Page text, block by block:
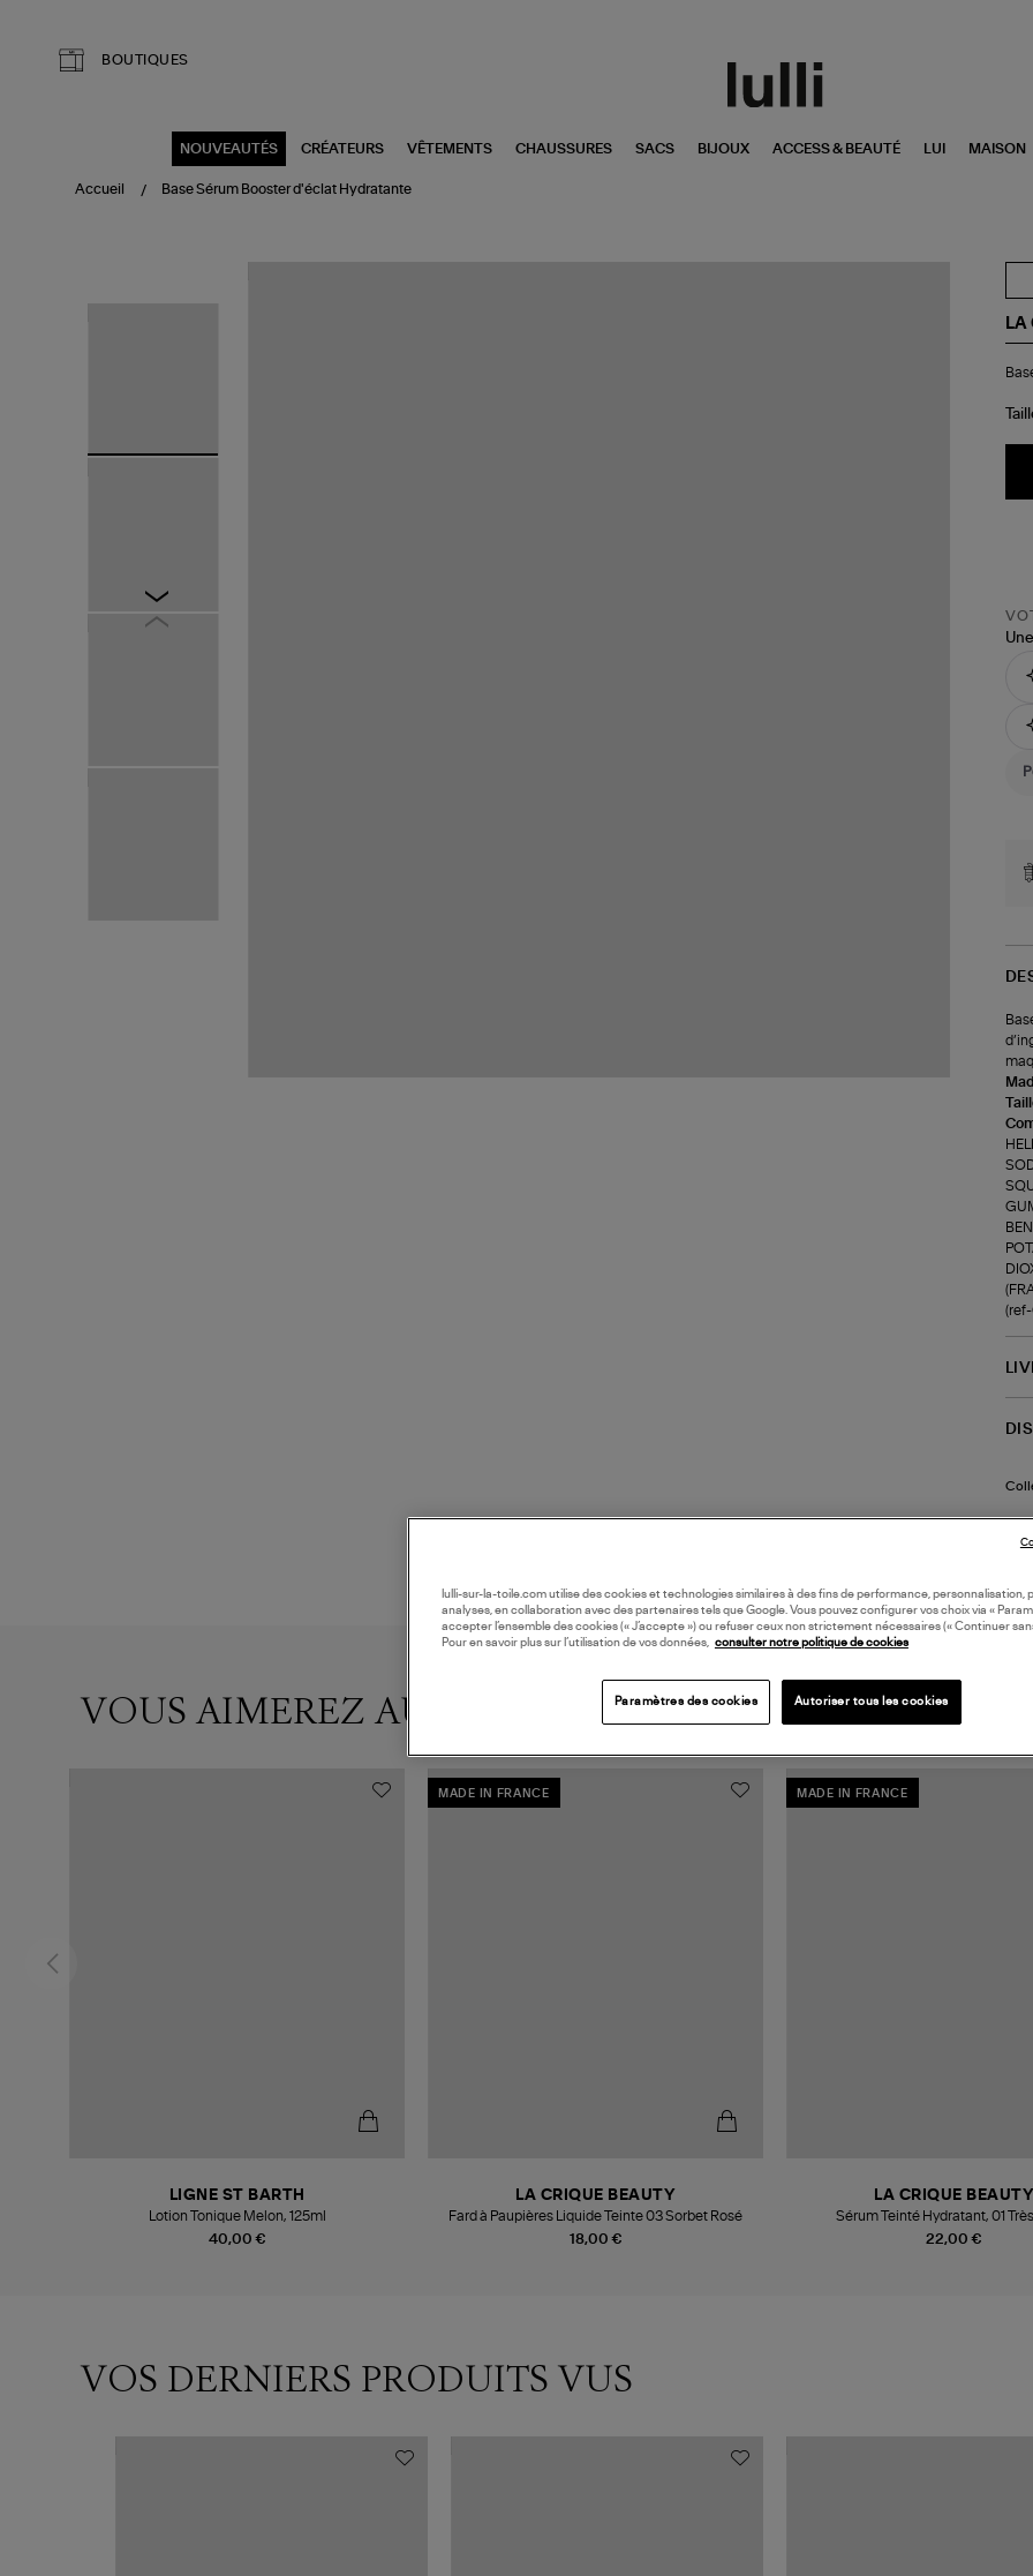
BOUTIQUES
NOUVEAUTÉS CRÉATEURS VÊTEMENTS CHAUSSURES SACS BIJOUX ACCESS & BEAUTÉ LUI MAISON
Accueil Base Sérum Booster d'éclat Hydratante
LA
VOUS AIMEREZ AUSSI
40,00 €
LIGNE ST BARTH
Lotion Tonique Melon, 125ml
MADE IN FRANCE
18,00 €
LA CRIQUE BEAUTY
Fard à Paupières Liquide Teinte 03 Sorbet Rosé
MADE IN FRANCE
22,00 €
LA CRIQUE BEAUTY
Sérum Teinté Hydratant, 01
VOS DERNIERS PRODUITS VUS
lulli-sur-la-toile.com utilise des cookies et technologies similaires à des fins de performance, personnalisation,
analyses, en collaboration avec des partenaires tels que Google. Vous pouvez configurer vos choix via «
accepter l’ensemble des cookies (« J’accepte ») ou refuser ceux non strictement nécessaires (« Continuer
Pour en savoir plus sur l’utilisation de vos données,
consulter notre politique de cookies
Paramètres des cookies Autoriser tous les cookies